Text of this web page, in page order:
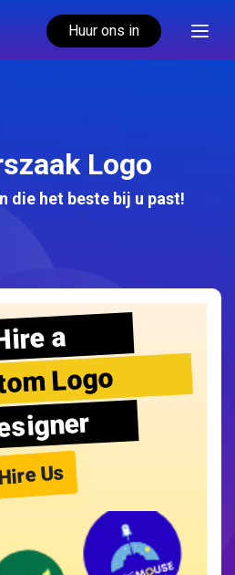
Huur ons in
Logo
die het beste bij u past!
a
Logo
Us